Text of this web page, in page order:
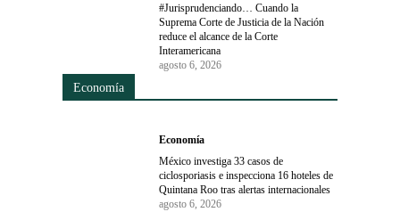
#Jurisprudenciando… Cuando la
Suprema Corte de Justicia de la Nación
reduce el alcance de la Corte
Interamericana
agosto 6, 2026
Economía
Economía
México investiga 33 casos de
ciclosporiasis e inspecciona 16 hoteles de
Quintana Roo tras alertas internacionales
agosto 6, 2026